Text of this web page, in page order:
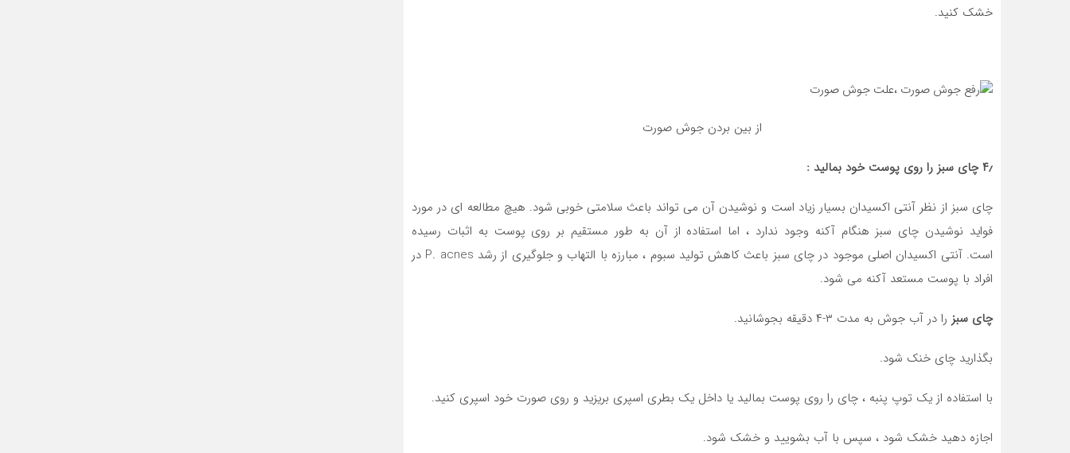
خشک کنید.
از بین بردن جوش صورت
۴٫ چای سبز را روی پوست خود بمالید :
چای سبز از نظر آنتی اکسیدان بسیار زیاد است و نوشیدن آن می تواند باعث سلامتی خوبی شود. هیچ مطالعه ای در مورد
فواید نوشیدن چای سبز هنگام آکنه وجود ندارد ، اما استفاده از آن به طور مستقیم بر روی پوست به اثبات رسیده
است. آنتی اکسیدان اصلی موجود در چای سبز باعث کاهش تولید سبوم ، مبارزه با التهاب و جلوگیری از رشد P. acnes در
افراد با پوست مستعد آکنه می شود.
چای سبز را در آب جوش به مدت ۳-۴ دقیقه بجوشانید.
بگذارید چای خنک شود.
با استفاده از یک توپ پنبه ، چای را روی پوست بمالید یا داخل یک بطری اسپری بریزید و روی صورت خود اسپری کنید.
اجازه دهید خشک شود ، سپس با آب بشویید و خشک شود.